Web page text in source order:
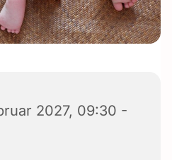
2027, 09:30 -